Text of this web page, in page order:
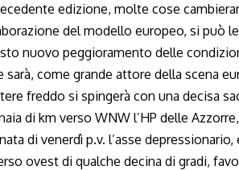
edizione, molte cose
del modello europeo, si può
nuovo peggioramento delle
come grande attore della scena
freddo si spingerà con una decisa
di km verso WNW l’HP delle
di venerdì p.v. l’asse
ovest di qualche decina di gradi,